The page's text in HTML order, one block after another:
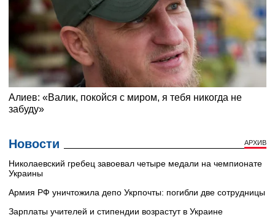
Новости АРХИВ
Николаевский гребец завоевал четыре медали на чемпионате
Украины
Армия РФ уничтожила депо Укрпочты: погибли две сотрудницы
Зарплаты учителей и стипендии возрастут в Украине